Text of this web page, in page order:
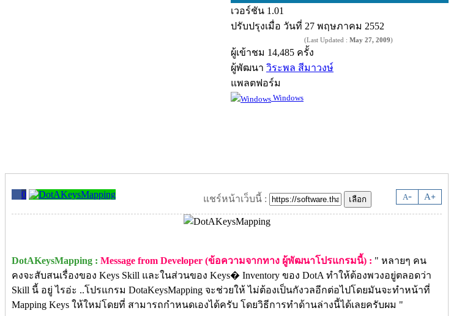
เวอร์ชัน 1.01
ปรับปรุงเมื่อ วันที่ 27 พฤษภาคม 2552
(Last Updated : May 27, 2009)
ผู้เข้าชม 14,485 ครั้ง
ผู้พัฒนา วิระพล สีมาวงษ์
แพลตฟอร์ม
Windows
0 A- A+
แชร์หน้าเว็บนี้ :
DotAKeysMapping : Message from Developer (ข้อความจากทาง ผู้พัฒนาโปรแกรมนี้) : " หลายๆ คน
คงจะสับสนเรื่องของ Keys Skill และในส่วนของ Keys� Inventory ของ DotA ทำให้ต้องพวงอยู่ตลอดว่า
Skill นี้ อยู่ ไรอ่ะ ..โปรแกรม DotaKeysMapping จะช่วยให้ ไม่ต้องเป็นกังวลอีกต่อไปโดยมันจะทำหน้าที่
Mapping Keys ให้ใหม่โดยที่ สามารถกำหนดเองได้ครับ โดยวิธีการทำด้านล่างนี้ได้เลยครับผม "